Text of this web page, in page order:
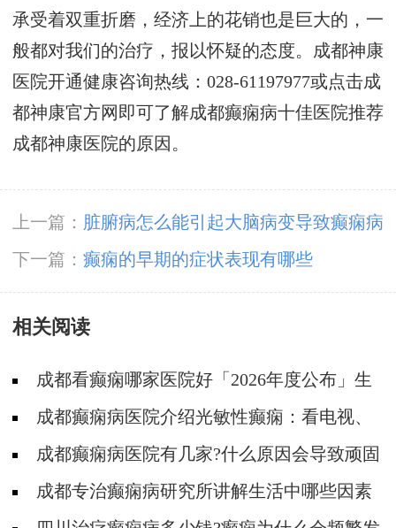
承受着双重折磨，经济上的花销也是巨大的，一
般都对我们的治疗，报以怀疑的态度。成都神康
医院开通健康咨询热线：028-61197977或点击成
都神康官方网即可了解成都癫痫病十佳医院推荐
成都神康医院的原因。
上一篇： 脏腑病怎么能引起大脑病变导致癫痫病
下一篇： 癫痫的早期的症状表现有哪些
相关阅读
成都看癫痫哪家医院好「2026年度公布」生
活中容易被忽视的癫痫诱因有哪些?
成都癫痫病医院介绍光敏性癫痫：看电视、
玩手机也能诱发?
成都癫痫病医院有几家?什么原因会导致顽固
性癫痫?
成都专治癫痫病研究所讲解生活中哪些因素